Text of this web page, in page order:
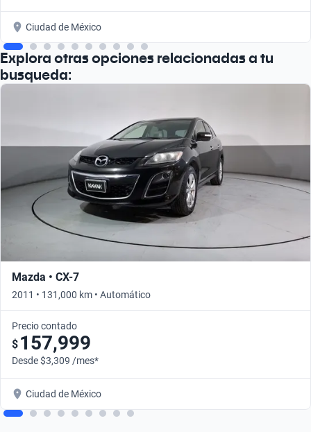
Ciudad de México
Explora otras opciones relacionadas a tu
busqueda:
Mazda • CX-7
2011 • 131,000 km • Automático
Precio contado
$ 157,999
Desde $3,309 /mes*
Ciudad de México